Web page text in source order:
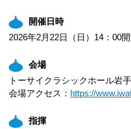
開催日時
2026年2月22日（日）14：00開
会場
トーサイクラシックホール岩手
会場アクセス： https://
指揮